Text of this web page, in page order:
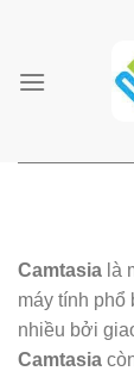
content
Camtasia là
máy tính phổ
nhiều bởi
Camtasia